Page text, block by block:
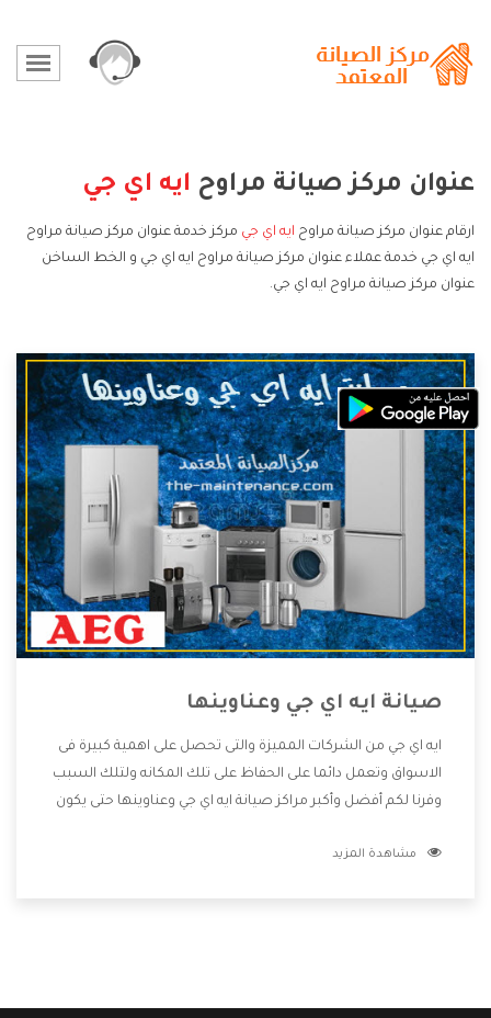
عنوان مركز صيانة مراوح ايه اي جي
ارقام عنوان مركز صيانة مراوح ايه اي جي مركز خدمة عنوان مركز صيانة مراوح
ايه اي جي خدمة عملاء عنوان مركز صيانة مراوح ايه اي جي و الخط الساخن
عنوان مركز صيانة مراوح ايه اي جي.
صيانة ايه اي جي وعناوينها
ايه اي جي من الشركات المميزة والتى تحصل على اهمية كبيرة فى
الاسواق وتعمل دائما على الحفاظ على تلك المكانه ولتلك السبب
وفرنا لكم أفضل وأكبر مراكز صيانة ايه اي جي وعناوينها حتى يكون
دون اى ازعاج كما أننا نهتم بكل ما يحتاجه المستهلك لكى نحافظ
مشاهدة المزيد